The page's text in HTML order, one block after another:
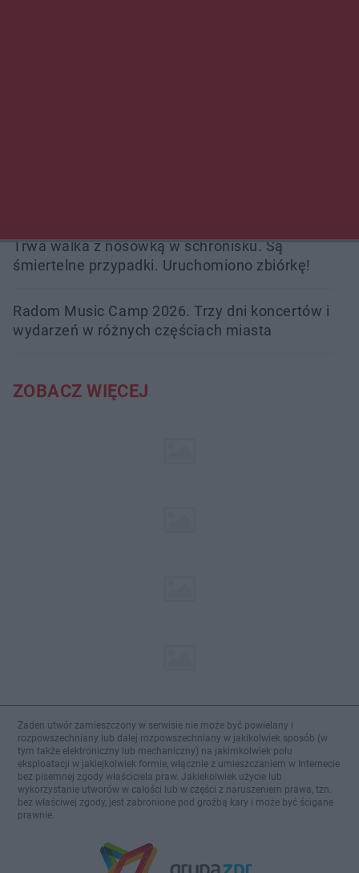
Trwa walka z nosówką w schronisku. Są
śmiertelne przypadki. Uruchomiono zbiórkę!
Radom Music Camp 2026. Trzy dni koncertów i
wydarzeń w różnych częściach miasta
ZOBACZ WIĘCEJ
Żaden utwór zamieszczony w serwisie nie może być powielany i
rozpowszechniany lub dalej rozpowszechniany w jakikolwiek sposób (w
tym także elektroniczny lub mechaniczny) na jakimkolwiek polu
eksploatacji w jakiejkolwiek formie, włącznie z umieszczaniem w Internecie
bez pisemnej zgody właściciela praw. Jakiekolwiek użycie lub
wykorzystanie utworów w całości lub w części z naruszeniem prawa, tzn.
bez właściwej zgody, jest zabronione pod groźbą kary i może być ścigane
prawnie.